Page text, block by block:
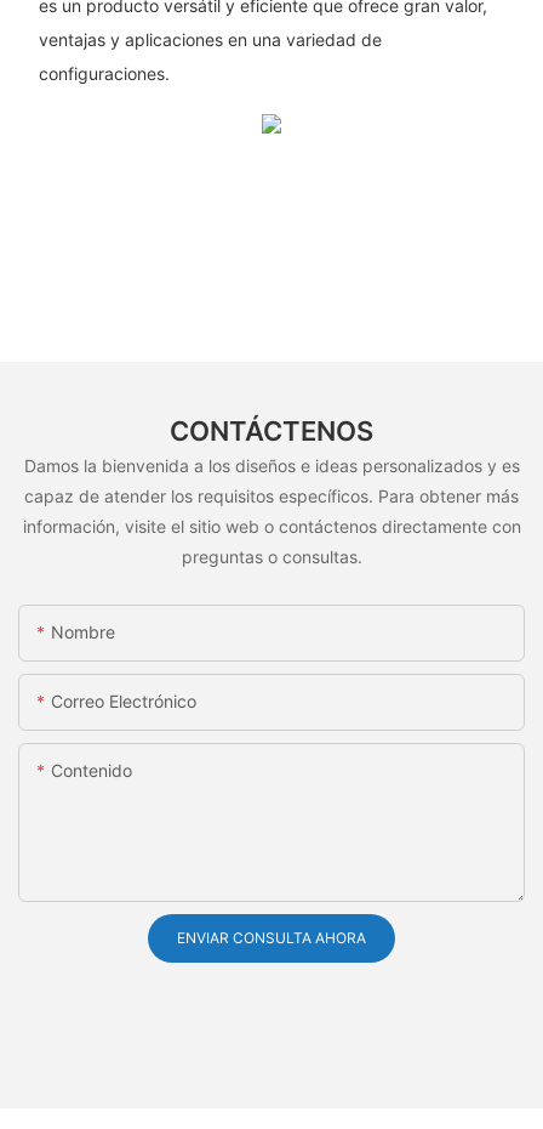
es un producto versátil y eficiente que ofrece gran valor,
ventajas y aplicaciones en una variedad de
configuraciones.
CONTÁCTENOS
Damos la bienvenida a los diseños e ideas personalizados y es
capaz de atender los requisitos específicos. Para obtener más
información, visite el sitio web o contáctenos directamente con
preguntas o consultas.
Nombre
Correo Electrónico
Contenido
ENVIAR CONSULTA AHORA